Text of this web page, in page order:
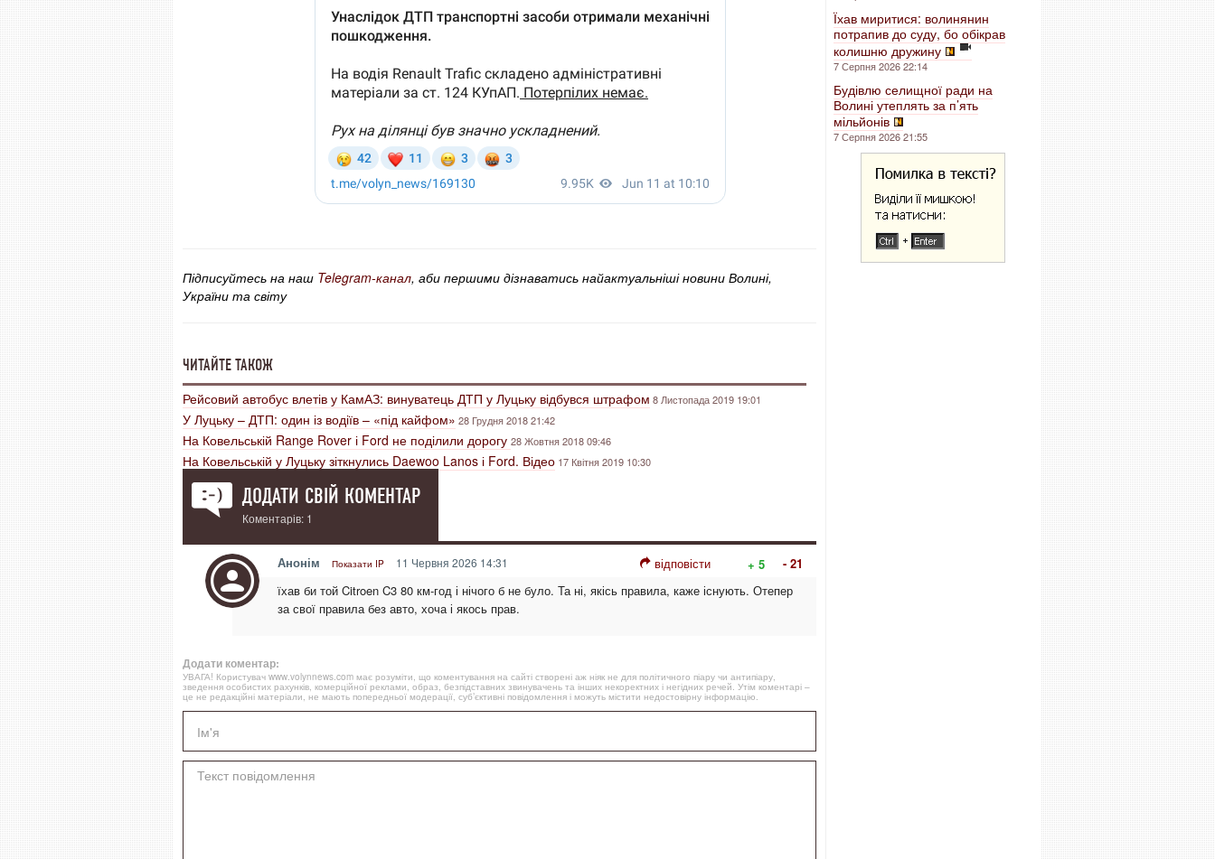
Підписуйтесь на наш Telegram-канал, аби першими дізнаватись найактуальніші новини Волині,
України та світу
ЧИТАЙТЕ ТАКОЖ
Рейсовий автобус влетів у КамАЗ: винуватець ДТП у Луцьку відбувся штрафом 8 Листопада 2019 19:01
У Луцьку – ДТП: один із водіїв – «під кайфом» 28 Грудня 2018 21:42
На Ковельській Range Rover і Ford не поділили дорогу 28 Жовтня 2018 09:46
На Ковельській у Луцьку зіткнулись Daewoo Lanos і Ford. Відео 17 Квітня 2019 10:30
ДОДАТИ СВІЙ КОМЕНТАР
Коментарів: 1
Анонім Показати IP 11 Червня 2026 14:31 відповісти + 5
- 21
їхав би той Citroen C3 80 км-год і нічого б не було. Та ні, якісь правила, каже існують. Отепер
за свої правила без авто, хоча і якось прав.
Додати коментар:
УВАГА! Користувач www.volynnews.com має розуміти, що коментування на сайті створені аж ніяк не для політичного піару чи антипіару,
зведення особистих рахунків, комерційної реклами, образ, безпідставних звинувачень та інших некоректних і негідних речей. Утім коментарі –
це не редакційні матеріали, не мають попередньої модерації, суб’єктивні повідомлення і можуть містити недостовірну інформацію.
Їхав миритися: волинянин
потрапив до суду, бо обікрав
колишню дружину
7 Серпня 2026 22:14
Будівлю селищної ради на
Волині утеплять за п’ять
мільйонів
7 Серпня 2026 21:55